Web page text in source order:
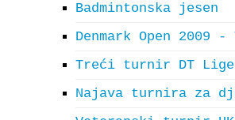
Badmintonska jesen
Denmark Open 2009
Treći turnir DT
Najava turnira za